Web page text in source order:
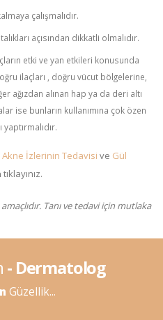
çalışmalıdır.
açısından dikkatli olmalıdır.
etki ve yan etkileri konusunda
ilaçları , doğru vücut bölgelerine,
ağızdan alınan hap ya da deri altı
ise bunların kullanımına çok özen
Akne İzlerinin Tedavisi ve Gül
Tanı ve tedavi için mutlaka
- Dermatolog
Güzellik...